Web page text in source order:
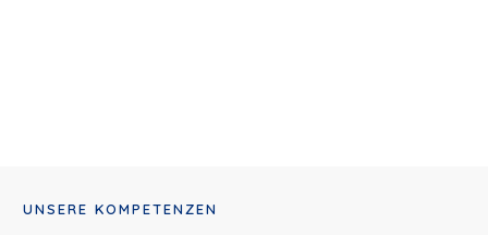
UNSERE KOMPETENZEN